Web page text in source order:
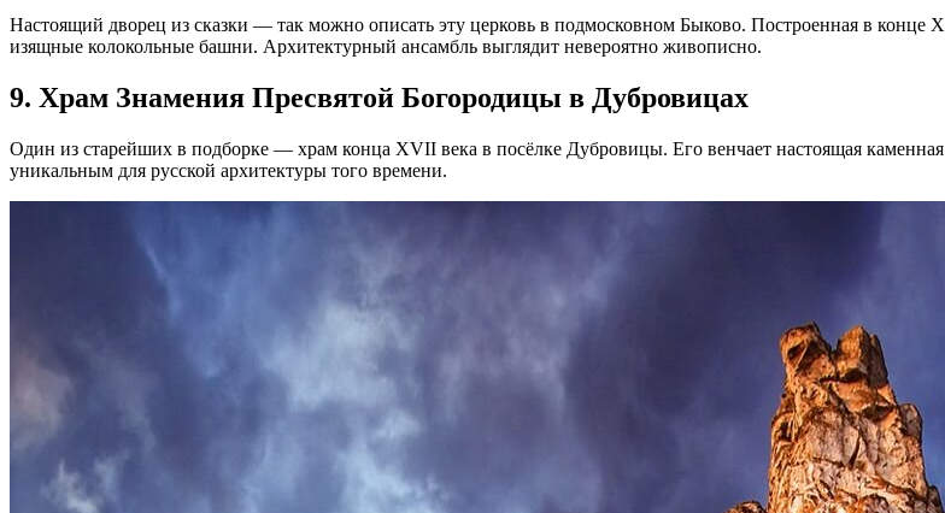
Настоящий дворец из сказки — так можно описать эту церковь в подмосковном Быково. Построенная в
изящные колокольные башни. Архитектурный ансамбль выглядит невероятно живописно.
9. Храм Знамения Пресвятой Богородицы в Дубровицах
Один из старейших в подборке — храм конца XVII века в посёлке Дубровицы. Его венчает настоящая
уникальным для русской архитектуры того времени.